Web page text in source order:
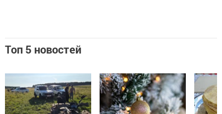
Топ 5 новостей